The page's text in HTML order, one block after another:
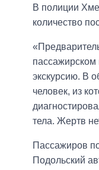
В полиции
количество
пассажирском
экскурсию. В
человек, из
тела. Жертв
Пассажиров
Подольский